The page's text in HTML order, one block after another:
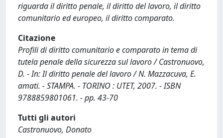
riguarda il diritto penale, il diritto del lavoro, il diritto
comunitario ed europeo, il diritto comparato.
Citazione
Profili di diritto comunitario e comparato in tema di
tutela penale della sicurezza sul lavoro / Castronuovo,
D. - In: Il diritto penale del lavoro / N. Mazzacuva, E.
amati. - STAMPA. - TORINO : UTET, 2007. - ISBN
9788859801061. - pp. 43-70
Tutti gli autori
Castronuovo, Donato